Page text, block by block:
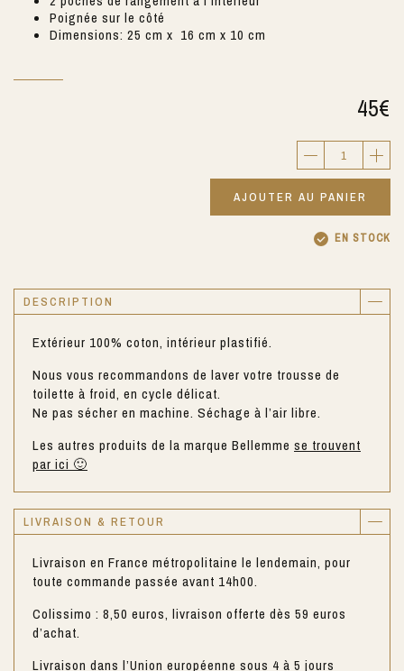
Poignée sur le côté
Dimensions: 25 cm x 16 cm x 10 cm
45€
AJOUTER AU PANIER
EN STOCK
DESCRIPTION
Extérieur 100% coton, intérieur plastifié.
Nous vous recommandons de laver votre trousse de
toilette à froid, en cycle délicat.
Ne pas sécher en machine. Séchage à l’air libre.
Les autres produits de la marque Bellemme se trouvent
par ici 🙂
LIVRAISON & RETOUR
Livraison en France métropolitaine le lendemain, pour
toute commande passée avant 14h00.
Colissimo : 8,50 euros, livraison offerte dès 59 euros
d’achat.
Livraison dans l’Union européenne sous 4 à 5 jours